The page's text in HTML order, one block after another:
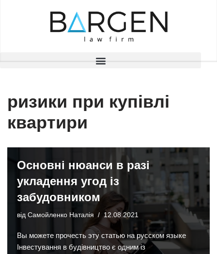
ризики при купівлі
квартири
Основні нюанси в разі
укладення угод із
забудовником
від Самойленко Наталія 12.08.2021
Вы можете прочесть эту статью на русском языке
Інвестування в будівництво є одним із